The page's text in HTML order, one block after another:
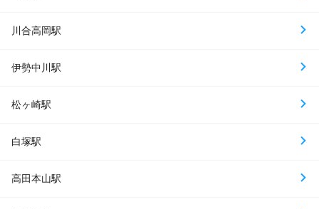
川合高岡駅
伊勢中川駅
松ヶ崎駅
白塚駅
高田本山駅